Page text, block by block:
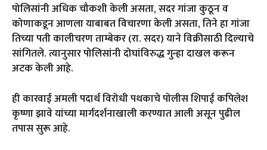
पोलिसांनी अधिक चौकशी केली असता, सदर गांजा कुठून व
कोणाकडून आणला याबाबत विचारणा केली असता, तिने हा गांजा
तिच्या पती कालीचरण ताम्बेकर (रा. सदर) याने विक्रीसाठी दिल्याचे
सांगितले. त्यानुसार पोलिसांनी दोघांविरुद्ध गुन्हा दाखल करून
अटक केली आहे.
ही कारवाई अमली पदार्थ विरोधी पथकाचे पोलीस शिपाई कपिलेश
कृष्णा झावे यांच्या मार्गदर्शनाखाली करण्यात आली असून पुढील
तपास सुरू आहे.